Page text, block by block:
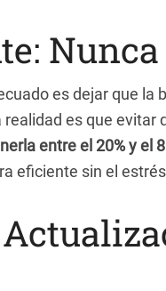
Nunca
es dejar que la
es que evitar
entre el 20% y el
eficiente sin el